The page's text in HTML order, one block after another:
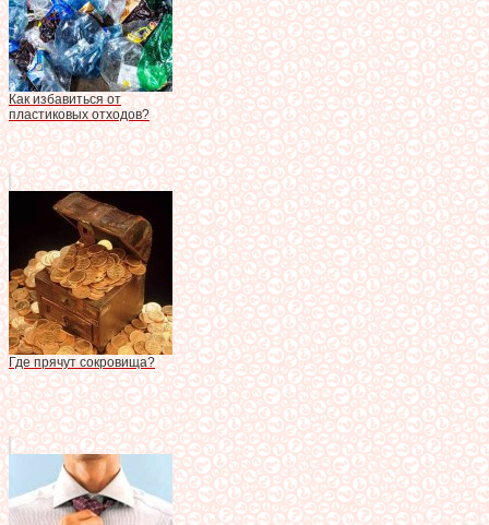
Как избавиться от
пластиковых отходов?
Где прячут сокровища?